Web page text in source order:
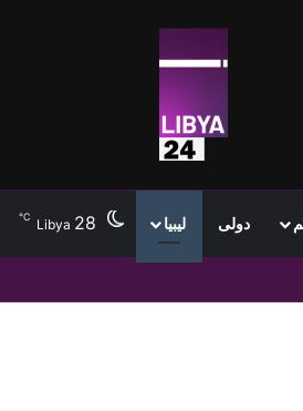
دولى ليبيا Libya 28
℃